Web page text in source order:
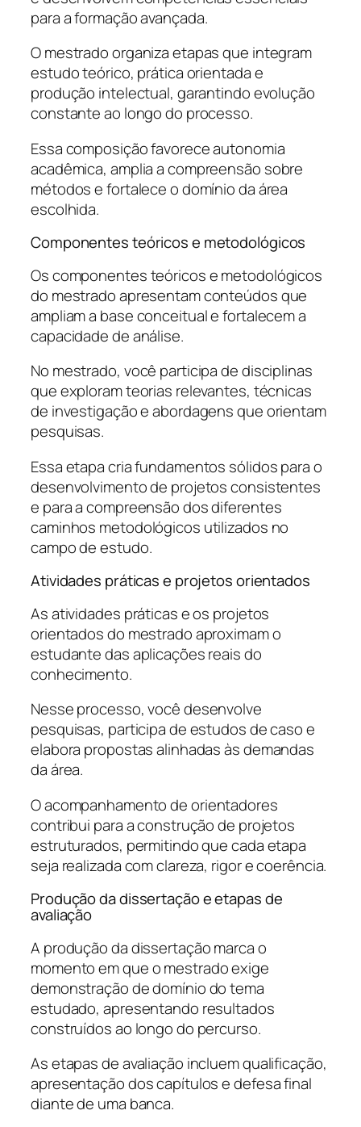
para a formação avançada.
O mestrado organiza etapas que integram
estudo teórico, prática orientada e
produção intelectual, garantindo evolução
constante ao longo do processo.
Essa composição favorece autonomia
acadêmica, amplia a compreensão sobre
métodos e fortalece o domínio da área
escolhida.
Componentes teóricos e metodológicos
Os componentes teóricos e metodológicos
do mestrado apresentam conteúdos que
ampliam a base conceitual e fortalecem a
capacidade de análise.
No mestrado, você participa de disciplinas
que exploram teorias relevantes, técnicas
de investigação e abordagens que orientam
pesquisas.
Essa etapa cria fundamentos sólidos para o
desenvolvimento de projetos consistentes
e para a compreensão dos diferentes
caminhos metodológicos utilizados no
campo de estudo.
Atividades práticas e projetos orientados
As atividades práticas e os projetos
orientados do mestrado aproximam o
estudante das aplicações reais do
conhecimento.
Nesse processo, você desenvolve
pesquisas, participa de estudos de caso e
elabora propostas alinhadas às demandas
da área.
O acompanhamento de orientadores
contribui para a construção de projetos
estruturados, permitindo que cada etapa
seja realizada com clareza, rigor e coerência.
Produção da dissertação e etapas de
avaliação
A produção da dissertação marca o
momento em que o mestrado exige
demonstração de domínio do tema
estudado, apresentando resultados
construídos ao longo do percurso.
As etapas de avaliação incluem qualificação,
apresentação dos capítulos e defesa final
diante de uma banca.